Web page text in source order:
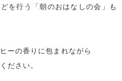
を行う「朝のおはなしの会」も
ーの香りに包まれながら
ださい。